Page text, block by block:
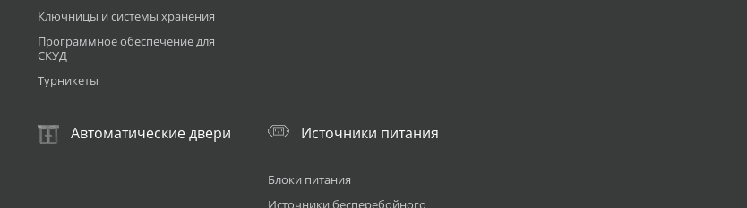
Ключницы и системы хранения
Программное обеспечение для
СКУД
Турникеты
Автоматические двери Источники питания
Блоки питания
Источники бесперебойного